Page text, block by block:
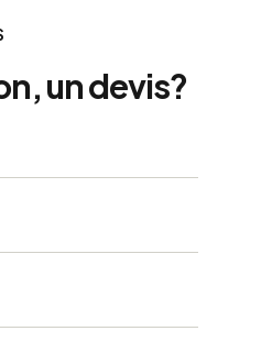
un devis?